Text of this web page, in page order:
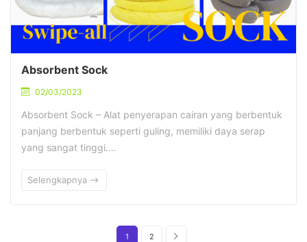
Absorbent Sock
02/03/2023
Absorbent Sock – Alat penyerapan cairan yang berbentuk
panjang berbentuk seperti guling, memiliki daya serap
yang sangat tinggi.…
Selengkapnya
1 2